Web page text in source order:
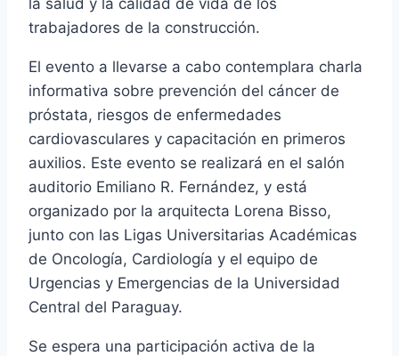
la salud y la calidad de vida de los
trabajadores de la construcción.
El evento a llevarse a cabo contemplara charla
informativa sobre prevención del cáncer de
próstata, riesgos de enfermedades
cardiovasculares y capacitación en primeros
auxilios. Este evento se realizará en el salón
auditorio Emiliano R. Fernández, y está
organizado por la arquitecta Lorena Bisso,
junto con las Ligas Universitarias Académicas
de Oncología, Cardiología y el equipo de
Urgencias y Emergencias de la Universidad
Central del Paraguay.
Se espera una participación activa de la